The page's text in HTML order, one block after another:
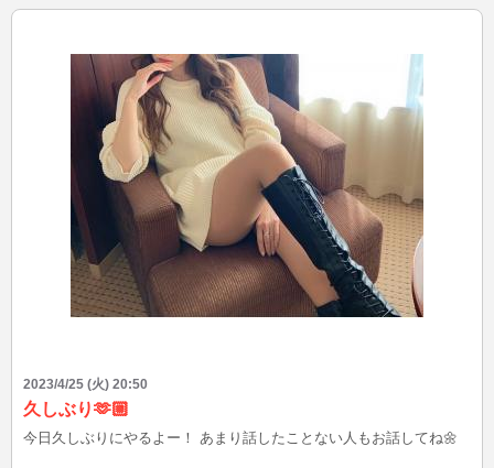
2023/4/25 (火) 20:50
久しぶり🫶🏼
今日久しぶりにやるよー！ あまり話したことない人もお話してね🌼